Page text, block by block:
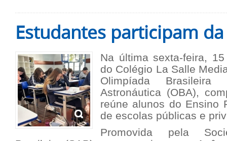
Estudantes participam
Na última sexta-feira,
do Colégio La Salle
Olimpíada
Astronáutica (OBA),
reúne alunos do Ensino
de escolas públicas e
Promovida pela